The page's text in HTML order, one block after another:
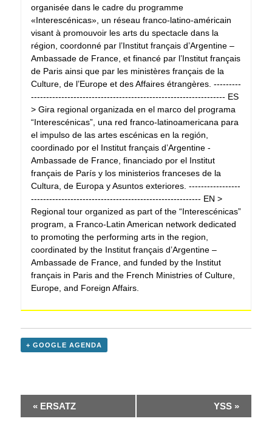
organisée dans le cadre du programme
«Interescénicas», un réseau franco-latino-américain
visant à promouvoir les arts du spectacle dans la
région, coordonné par l’Institut français d’Argentine –
Ambassade de France, et financé par l’Institut français
de Paris ainsi que par les ministères français de la
Culture, de l’Europe et des Affaires étrangères. ---------
---------------------------------------------------------------- ES
> Gira regional organizada en el marco del programa
“Interescénicas”, una red franco-latinoamericana para
el impulso de las artes escénicas en la región,
coordinado por el Institut français d’Argentine -
Ambassade de France, financiado por el Institut
français de París y los ministerios franceses de la
Cultura, de Europa y Asuntos exteriores. -----------------
-------------------------------------------------------- EN >
Regional tour organized as part of the “Interescénicas”
program, a Franco-Latin American network dedicated
to promoting the performing arts in the region,
coordinated by the Institut français d’Argentine –
Ambassade de France, and funded by the Institut
français in Paris and the French Ministries of Culture,
Europe, and Foreign Affairs.
+ GOOGLE AGENDA
« ERSATZ YSS »